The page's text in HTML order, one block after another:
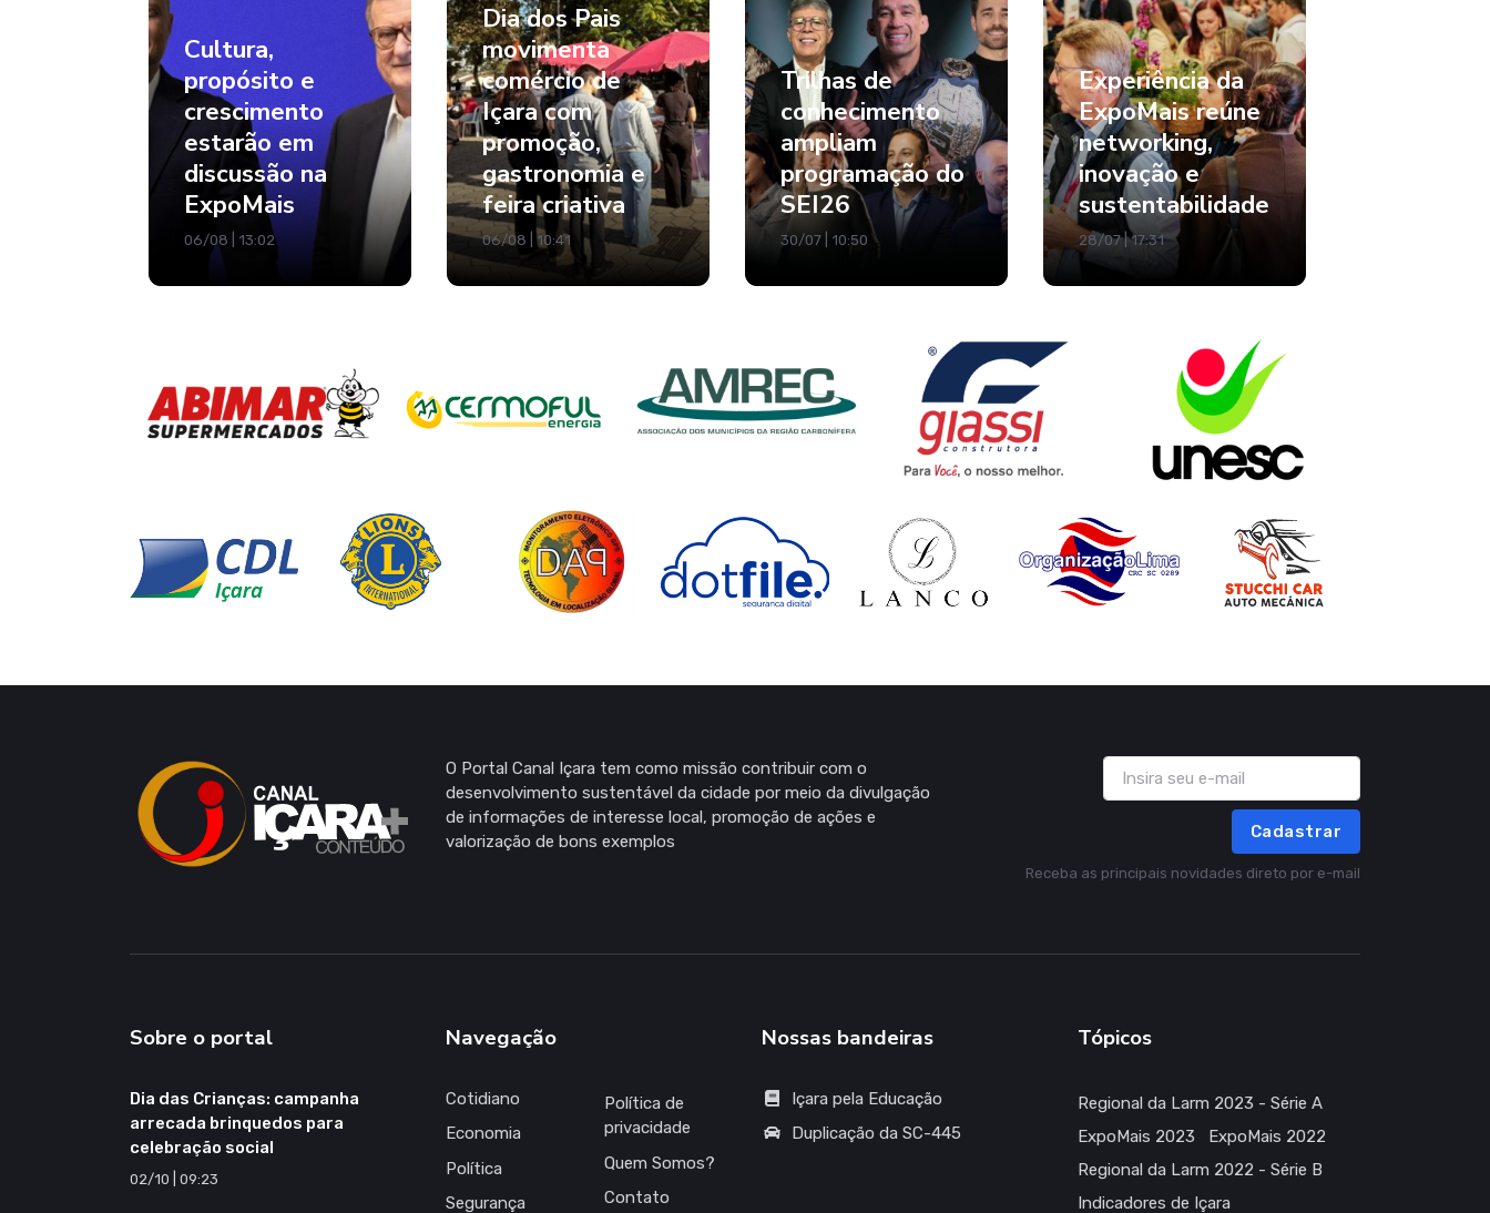
Cultura,
propósito e
crescimento
estarão em
discussão na
ExpoMais
06/08 | 13:02
Dia dos Pais
movimenta
comércio de
Içara com
promoção,
gastronomia e
feira criativa
06/08 | 10:41
Trilhas de
conhecimento
ampliam
programação do
SEI26
30/07 | 10:50
Experiência da
ExpoMais reúne
networking,
inovação e
sustentabilidade
28/07 | 17:31
O Portal Canal Içara tem como missão contribuir com o
desenvolvimento sustentável da cidade por meio da divulgação
de informações de interesse local, promoção de ações e
valorização de bons exemplos
Cadastrar
Receba as principais novidades direto por e-mail
Sobre o portal
Dia das Crianças: campanha
arrecada brinquedos para
celebração social
02/10 | 09:23
Navegação
Cotidiano
Economia
Política
Segurança
Política de
privacidade
Quem Somos?
Contato
Nossas bandeiras
Içara pela Educação
Duplicação da SC-445
Tópicos
Regional da Larm 2023 - Série A
ExpoMais 2023
ExpoMais 2022
Regional da Larm 2022 - Série B
Indicadores de Içara